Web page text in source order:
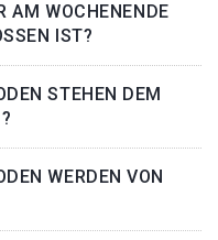
AM WOCHENENDE
IST?
STEHEN DEM
WERDEN VON